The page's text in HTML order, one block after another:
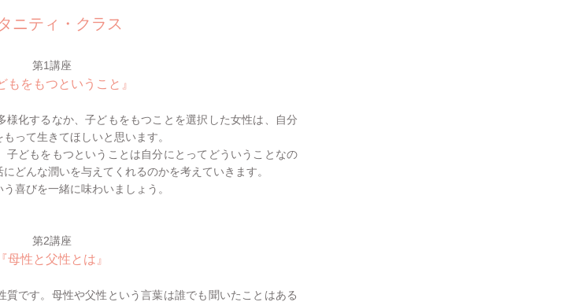
第1講座
もをもつということ』
化するなか、子どもをもつことを選択した女性は、自分
って生きてほしいと思います。
どもをもつということは自分にとってどういうことなの
どんな潤いを与えてくれるのかを考えていきます。
喜びを一緒に味わいましょう。
第2講座
『母性と父性とは』
です。母性や父性という言葉は誰でも聞いたことはある
ニティ・クラス